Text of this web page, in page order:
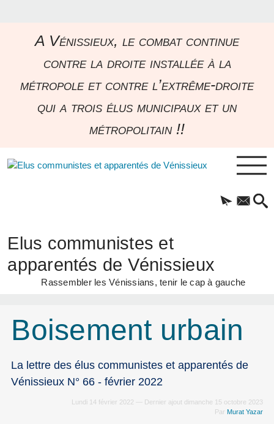
A Vénissieux, le combat continue
contre la droite installée à la
métropole et contre l’extrême-droite
qui a trois élus municipaux et un
métropolitain !!
Elus communistes et
apparentés de Vénissieux
Rassembler les Vénissians, tenir le cap à gauche
Boisement urbain
La lettre des élus communistes et apparentés de
Vénissieux N° 66 - février 2022
Lundi 14 février 2022 — Dernier ajout dimanche 15 octobre 2023
Par Murat Yazar